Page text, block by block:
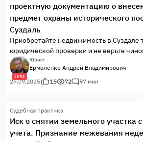
проектную документацию о
предмет охраны исторического
Суздаль
Приобретайте недвижимость в Суздале
юридической проверки и не верьте
ПРО
Юрист
Ермоленко Андрей Владимирович
29.09.2025
15 72 97 мин
Судебная практика
Иск о снятии земельного участка
учета. Признание межевания